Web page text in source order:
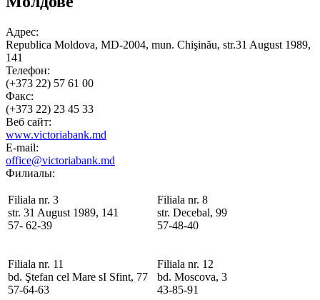
Адрес:
Republica Moldova, MD-2004, mun. Chişinău, str.31 August 1989,
141
Телефон:
(+373 22) 57 61 00
Факс:
(+373 22) 23 45 33
Веб сайт:
www.victoriabank.md
E-mail:
office@victoriabank.md
Филиалы:
Filiala nr. 3
str. 31 August 1989, 141
57- 62-39
Filiala nr. 8
str. Decebal, 99
57-48-40
Filiala nr. 11
bd. Ştefan cel Mare sI Sfint, 77
57-64-63
Filiala nr. 12
bd. Moscova, 3
43-85-91